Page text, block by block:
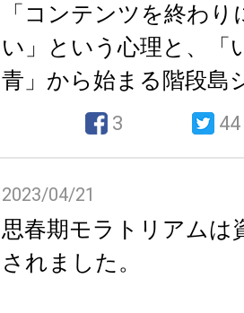
「コンテンツを終わ
い」という心理と、「
青」から始まる階段島
も面白いという話
3 44
2023/04/21
思春期モラトリアムは
されました。